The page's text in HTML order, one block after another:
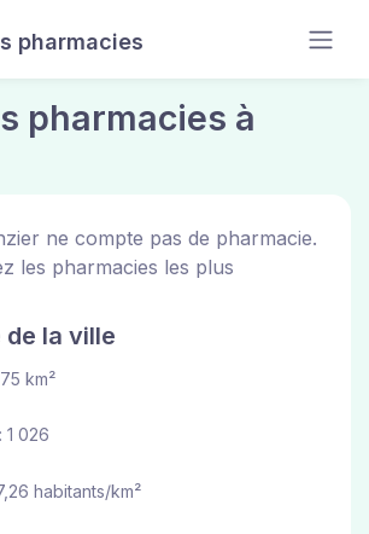
pharmacies
pharmacies à
ne compte pas de pharmacie.
les pharmacies les plus
la ville
km²
1 026
habitants/km²